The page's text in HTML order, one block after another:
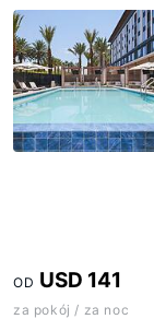
OD USD 141
za pokój / za noc